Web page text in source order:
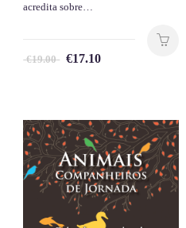
acredita sobre…
€19.00 €17.10